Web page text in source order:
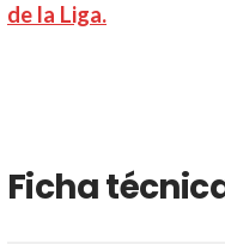
de la Liga.
Ficha